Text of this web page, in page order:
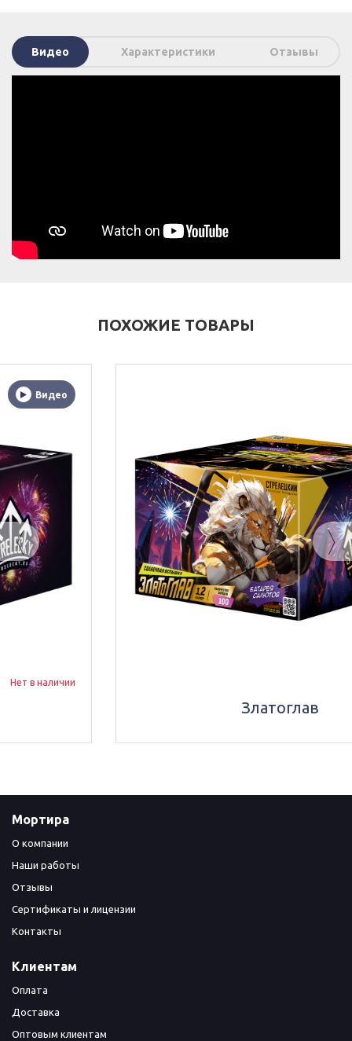
Видео Характеристики Отзывы
ПОХОЖИЕ ТОВАРЫ
Мортира
О компании
Наши работы
Отзывы
Сертификаты и лицензии
Контакты
Клиентам
Оплата
Доставка
Оптовым клиентам